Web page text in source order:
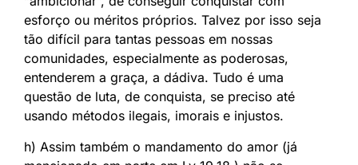
esforço ou méritos próprios. Talvez por isso seja
tão difícil para tantas pessoas em nossas
comunidades, especialmente as poderosas,
entenderem a graça, a dádiva. Tudo é uma
questão de luta, de conquista, se preciso até
usando métodos ilegais, imorais e injustos.
h) Assim também o mandamento do amor (já